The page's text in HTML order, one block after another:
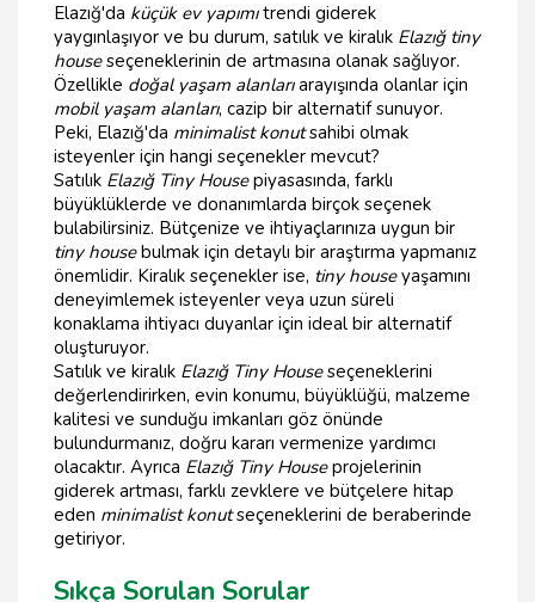
Elazığ'da küçük ev yapımıtrendi giderek
yaygınlaşıyor ve bu durum, satılık ve kiralık Elazığ tiny
houseseçeneklerinin de artmasına olanak sağlıyor.
Özellikle doğal yaşam alanlarıarayışında olanlar için
mobil yaşam alanları, cazip bir alternatif sunuyor.
Peki, Elazığ'da minimalist konutsahibi olmak
isteyenler için hangi seçenekler mevcut?
Satılık Elazığ Tiny Housepiyasasında, farklı
büyüklüklerde ve donanımlarda birçok seçenek
bulabilirsiniz. Bütçenize ve ihtiyaçlarınıza uygun bir
tiny housebulmak için detaylı bir araştırma yapmanız
önemlidir. Kiralık seçenekler ise, tiny houseyaşamını
deneyimlemek isteyenler veya uzun süreli
konaklama ihtiyacı duyanlar için ideal bir alternatif
oluşturuyor.
Satılık ve kiralık Elazığ Tiny Houseseçeneklerini
değerlendirirken, evin konumu, büyüklüğü, malzeme
kalitesi ve sunduğu imkanları göz önünde
bulundurmanız, doğru kararı vermenize yardımcı
olacaktır. Ayrıca Elazığ Tiny Houseprojelerinin
giderek artması, farklı zevklere ve bütçelere hitap
eden minimalist konutseçeneklerini de beraberinde
getiriyor.
Sıkça Sorulan Sorular